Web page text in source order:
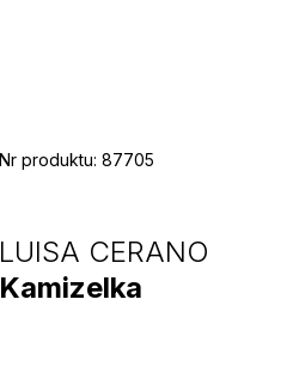
Nr produktu: 87705
LUISA CERANO
Kamizelka